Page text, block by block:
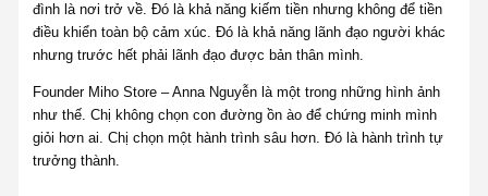
đình là nơi trở về. Đó là khả năng kiếm tiền nhưng không để tiền
điều khiển toàn bộ cảm xúc. Đó là khả năng lãnh đạo người khác
nhưng trước hết phải lãnh đạo được bản thân mình.
Founder Miho Store – Anna Nguyễn là một trong những hình ảnh
như thế. Chị không chọn con đường ồn ào để chứng minh mình
giỏi hơn ai. Chị chọn một hành trình sâu hơn. Đó là hành trình tự
trưởng thành.